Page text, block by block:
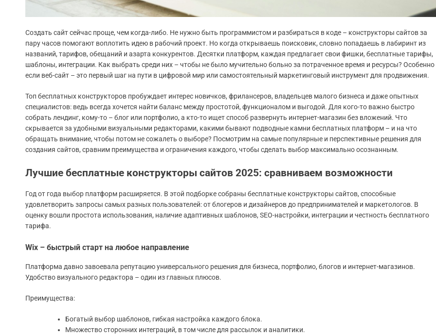
Создать сайт сейчас проще, чем когда-либо. Не нужно быть программистом и разбираться в коде – конструкторы сайтов за
пару часов помогают воплотить идею в рабочий проект. Но когда открываешь поисковик, словно попадаешь в лабиринт из
названий, тарифов, обещаний и азарта конкурентов. Десятки платформ, каждая предлагает свои фишки, бесплатные тарифы,
шаблоны, интеграции. Как выбрать среди них – чтобы не было мучительно больно за потраченное время и ресурсы? Особенно
если веб-сайт – это первый шаг на пути в цифровой мир или самостоятельный маркетинговый инструмент для продвижения.
Топ бесплатных конструкторов пробуждает интерес новичков, фрилансеров, владельцев малого бизнеса и даже опытных
специалистов: ведь всегда хочется найти баланс между простотой, функционалом и выгодой. Для кого-то важно быстро
собрать лендинг, кому-то – блог или портфолио, а кто-то ищет способ развернуть интернет-магазин без вложений. Что
скрывается за удобными визуальными редакторами, какими бывают подводные камни бесплатных платформ – и на что
обращать внимание, чтобы потом не сожалеть о выборе? Посмотрим на самые популярные и перспективные решения для
создания сайтов, сравним преимущества и ограничения каждого, чтобы сделать выбор максимально осознанным.
Лучшие бесплатные конструкторы сайтов 2025: сравниваем возможности
Год от года выбор платформ расширяется. В этой подборке собраны бесплатные конструкторы сайтов, способные
удовлетворить запросы самых разных пользователей: от блогеров и дизайнеров до предпринимателей и маркетологов. В
оценку вошли простота использования, наличие адаптивных шаблонов, SEO-настройки, интеграции и честность бесплатного
тарифа.
Wix – быстрый старт на любое направление
Платформа давно завоевала репутацию универсального решения для бизнеса, портфолио, блогов и интернет-магазинов.
Удобство визуального редактора – один из главных плюсов.
Преимущества:
Богатый выбор шаблонов, гибкая настройка каждого блока.
Множество сторонних интеграций, в том числе для рассылок и аналитики.